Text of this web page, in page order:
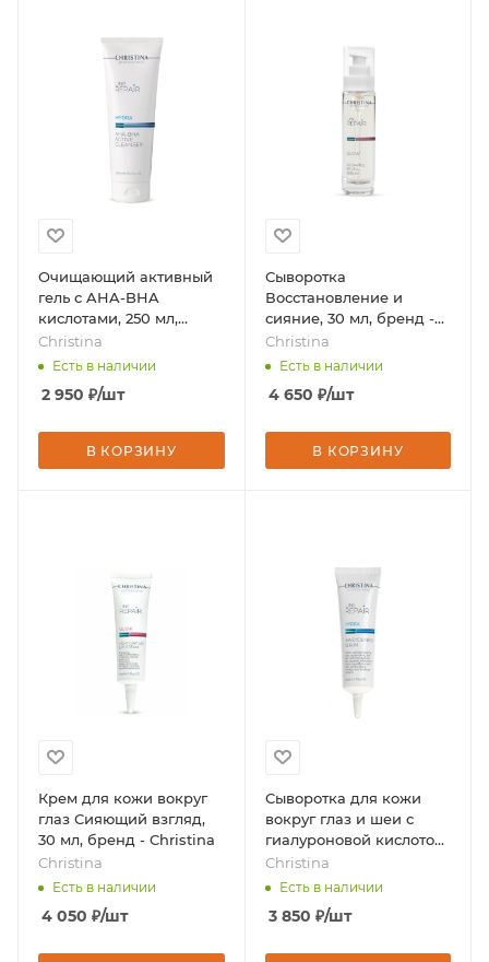
Очищающий активный
гель с AHA-BHA
кислотами, 250 мл,
бренд - Christina
Christina
Есть в наличии
2 950 ₽/шт
В КОРЗИНУ
Сыворотка
Восстановление и
сияние, 30 мл, бренд -
Christina
Christina
Есть в наличии
4 650 ₽/шт
В КОРЗИНУ
Крем для кожи вокруг
глаз Сияющий взгляд,
30 мл, бренд - Christina
Christina
Есть в наличии
4 050 ₽/шт
Сыворотка для кожи
вокруг глаз и шеи с
гиалуроновой кислотой,
30 мл, бренд - Christina
Christina
Есть в наличии
3 850 ₽/шт